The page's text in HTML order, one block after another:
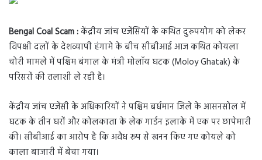
Bengal Coal Scam :केंद्रीय जांच एजेंसियों के कथित दुरुपयोग को लेकर
विपक्षी दलों के देशव्यापी हंगामे के बीच सीबीआई आज कथित कोयला
चोरी मामले में पश्चिम बंगाल के मंत्री मोलॉय घटक (Moloy Ghatak) के
परिसरों की तलाशी ले रही है।
केंद्रीय जांच एजेंसी के अधिकारियों ने पश्चिम बर्धमान जिले के आसनसोल में
घटक के तीन घरों और कोलकाता के लेक गार्डन इलाके में एक पर छापेमारी
की। सीबीआई का आरोप है कि अवैध रूप से खनन किए गए कोयले को
काला बाजारी में बेचा गया।